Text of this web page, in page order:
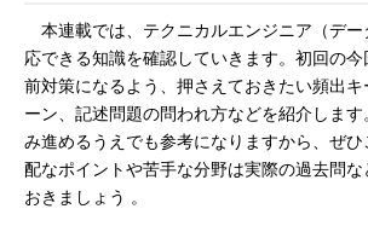
本連載では、テクニカルエンジニア（デー
応できる知識を確認していきます。初回の
前対策になるよう、押さえておきたい頻出キ
ーン、記述問題の問われ方などを紹介しま
み進めるうえでも参考になりますから、ぜ
配なポイントや苦手な分野は実際の過去問
おきましょう 。